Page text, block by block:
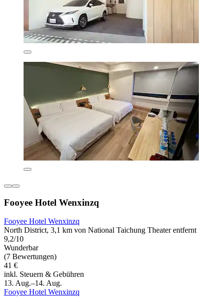
Fooyee Hotel Wenxinzq
Fooyee Hotel Wenxinzq
North District, 3,1 km von National Taichung Theater entfernt
9,2/10
Wunderbar
(7 Bewertungen)
41 €
inkl. Steuern & Gebühren
13. Aug.–14. Aug.
Fooyee Hotel Wenxinzq